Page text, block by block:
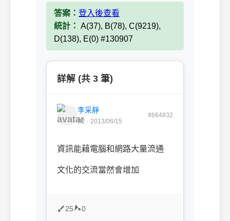
答案： 登入後查看
統計： A(37), B(78), C(9219),
D(138), E(0) #130907
詳解 (共 3 筆)
李采靜
B2 · 2013/06/15
#664832
資訊能藉電腦和網路大量流通
文化的交流當然會增加
25 0